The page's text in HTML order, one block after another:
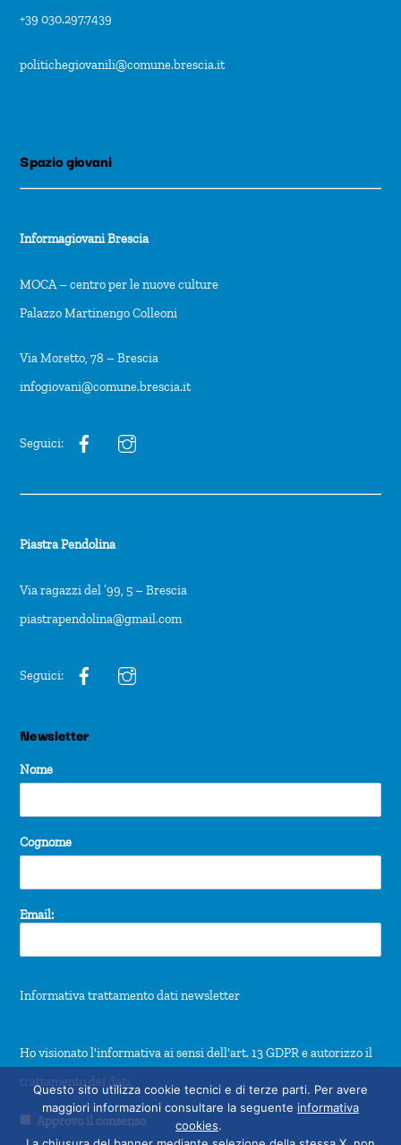
+39 030.297.7439
politichegiovanili@comune.brescia.it
Spazio giovani
Informagiovani Brescia
MOCA – centro per le nuove culture
Palazzo Martinengo Colleoni
Via Moretto, 78 – Brescia
infogiovani@comune.brescia.it
Seguici:
Piastra Pendolina
Via ragazzi del ’99, 5 – Brescia
piastrapendolina@gmail.com
Seguici:
Newsletter
Nome
Cognome
Email:
Informativa trattamento dati newsletter
Ho visionato l'informativa ai sensi dell'art. 13 GDPR e autorizzo il
trattamento dei dati.
Approvo il consenso
Questo sito utilizza cookie tecnici e di terze parti. Per avere
maggiori informazioni consultare la seguente informativa
cookies.